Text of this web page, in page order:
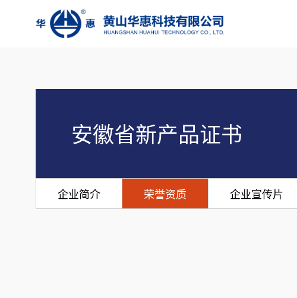
安徽省新产品证书
企业简介 荣誉资质 企业宣传片